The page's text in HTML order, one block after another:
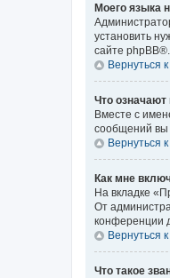
Моего языка
установить
сайте phpBB®.
Вернуться
Что
Вместе с
сообщений вы
Вернуться
Как мне
На вкладке
От
конференции
Вернуться
Что такое